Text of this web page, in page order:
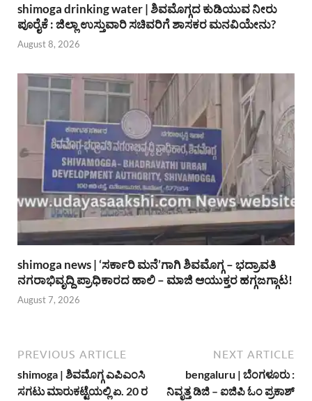
shimoga drinking water | ಶಿವಮೊಗ್ಗದ ಕುಡಿಯುವ ನೀರು
ಪೂರೈಕೆ : ಜಿಲ್ಲಾ ಉಸ್ತುವಾರಿ ಸಚಿವರಿಗೆ ಶಾಸಕರ ಮನವಿಯೇನು?
August 8, 2026
shimoga news | ‘ಸರ್ಕಾರಿ ಮನೆ’ಗಾಗಿ ಶಿವಮೊಗ್ಗ – ಭದ್ರಾವತಿ
ನಗರಾಭಿವೃದ್ದಿ ಪ್ರಾಧಿಕಾರದ ಹಾಲಿ – ಮಾಜಿ ಆಯುಕ್ತರ ಹಗ್ಗಜಗ್ಗಾಟ!
August 7, 2026
PREVIOUS ARTICLE
shimoga | ಶಿವಮೊಗ್ಗ ಎಪಿಎಂಸಿ
ಸಗಟು ಮಾರುಕಟ್ಟೆಯಲ್ಲಿ ಏ. 20 ರ
NEXT ARTICLE
bengaluru | ಬೆಂಗಳೂರು :
ನಿವೃತ್ತ ಡಿಜಿ – ಐಜಿಪಿ ಓಂ ಪ್ರಕಾಶ್